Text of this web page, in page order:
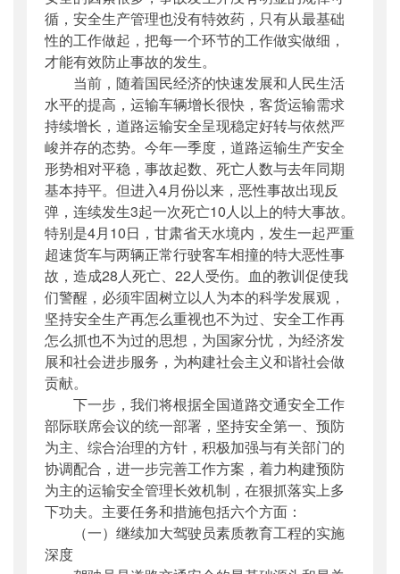
循，安全生产管理也没有特效药，只有从最基础
性的工作做起，把每一个环节的工作做实做细，
才能有效防止事故的发生。
当前，随着国民经济的快速发展和人民生活
水平的提高，运输车辆增长很快，客货运输需求
持续增长，道路运输安全呈现稳定好转与依然严
峻并存的态势。今年一季度，道路运输生产安全
形势相对平稳，事故起数、死亡人数与去年同期
基本持平。但进入4月份以来，恶性事故出现反
弹，连续发生3起一次死亡10人以上的特大事故。
特别是4月10日，甘肃省天水境内，发生一起严重
超速货车与两辆正常行驶客车相撞的特大恶性事
故，造成28人死亡、22人受伤。血的教训促使我
们警醒，必须牢固树立以人为本的科学发展观，
坚持安全生产再怎么重视也不为过、安全工作再
怎么抓也不为过的思想，为国家分忧，为经济发
展和社会进步服务，为构建社会主义和谐社会做
贡献。
下一步，我们将根据全国道路交通安全工作
部际联席会议的统一部署，坚持安全第一、预防
为主、综合治理的方针，积极加强与有关部门的
协调配合，进一步完善工作方案，着力构建预防
为主的运输安全管理长效机制，在狠抓落实上多
下功夫。主要任务和措施包括六个方面：
（一）继续加大驾驶员素质教育工程的实施
深度